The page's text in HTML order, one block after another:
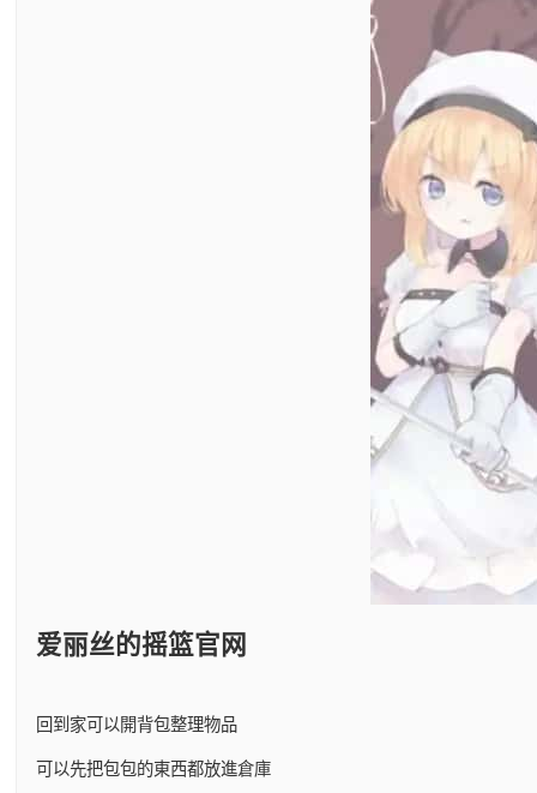
爱丽丝的摇篮官网
回到家可以開背包整理物品
可以先把包包的東西都放進倉庫